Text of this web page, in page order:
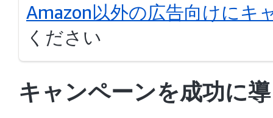
Amazon以外の広告向けにキ
ください
キャンペーンを成功に